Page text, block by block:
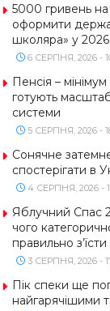
5000 гривень
оформити
школяра» у 2026
6 СЕРПНЯ, 2026 -
Пенсія –
готують
системи
5 СЕРПНЯ, 2026 -
Сонячне
спостерігати в
4 СЕРПНЯ, 2026 -
Яблучний Спас
чого
правильно
3 СЕРПНЯ, 2026 -
Пік спеки ще
найгарячішими